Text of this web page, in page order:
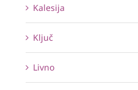
Kalesija
Ključ
Livno